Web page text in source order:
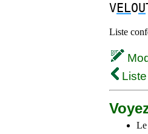
VELOU
Liste
Le